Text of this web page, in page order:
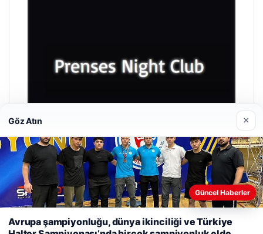
Prenses Night Club
Göz Atın ×
Güncel Haberler
Avrupa şampiyonluğu, dünya ikinciliği ve Türkiye